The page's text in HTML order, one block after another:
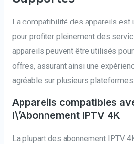
La compatibilité des appareils est
pour profiter pleinement des
appareils peuvent être utilisés
offres, assurant ainsi une
agréable sur plusieurs plateformes.
Appareils compatibles
l\’Abonnement IPTV 4K
La plupart des abonnement IPTV